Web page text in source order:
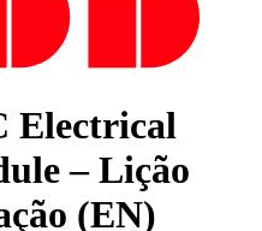
Electrical
– Lição
(EN)